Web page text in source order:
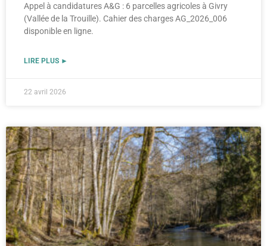
Appel à candidatures A&G : 6 parcelles agricoles à Givry
(Vallée de la Trouille). Cahier des charges AG_2026_006
disponible en ligne.
LIRE PLUS ►
22 avril 2026